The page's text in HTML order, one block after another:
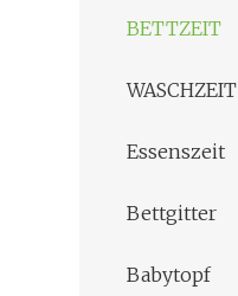
BETTZEIT
WASCHZEIT
Essenszeit
Bettgitter
Babytopf